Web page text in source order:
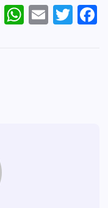
Fa
ce
T
wi
E
m